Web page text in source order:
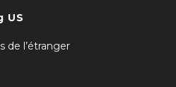
US
de l’étranger